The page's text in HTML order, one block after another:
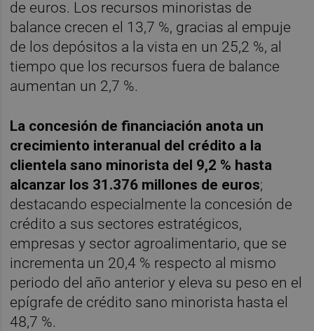
de euros. Los recursos minoristas de
balance crecen el 13,7 %, gracias al empuje
de los depósitos a la vista en un 25,2 %, al
tiempo que los recursos fuera de balance
aumentan un 2,7 %.
La concesión de financiación anota un
crecimiento interanual del crédito a la
clientela sano minorista del 9,2 % hasta
alcanzar los 31.376 millones de euros;
destacando especialmente la concesión de
crédito a sus sectores estratégicos,
empresas y sector agroalimentario, que se
incrementa un 20,4 % respecto al mismo
periodo del año anterior y eleva su peso en el
epígrafe de crédito sano minorista hasta el
48,7 %.